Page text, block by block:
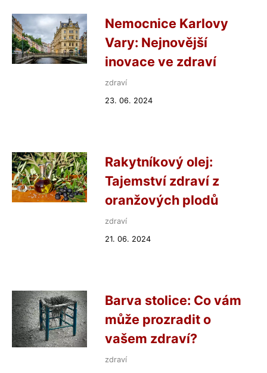
Nemocnice Karlovy
Vary: Nejnovější
inovace ve zdraví
zdraví
23. 06. 2024
Rakytníkový olej:
Tajemství zdraví z
oranžových plodů
zdraví
21. 06. 2024
Barva stolice: Co vám
může prozradit o
vašem zdraví?
zdraví